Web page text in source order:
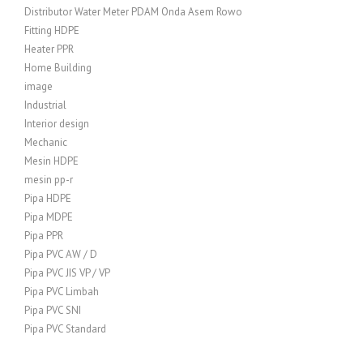
Distributor Water Meter PDAM Onda Asem Rowo
Fitting HDPE
Heater PPR
Home Building
image
Industrial
Interior design
Mechanic
Mesin HDPE
mesin pp-r
Pipa HDPE
Pipa MDPE
Pipa PPR
Pipa PVC AW / D
Pipa PVC JIS VP / VP
Pipa PVC Limbah
Pipa PVC SNI
Pipa PVC Standard